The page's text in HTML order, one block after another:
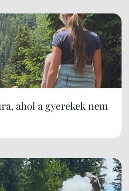
ahol a gyerekek nem